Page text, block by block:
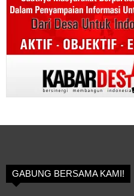
GABUNG BERSAMA KAMI!